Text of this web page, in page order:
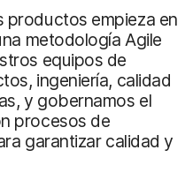
productos empieza en
metodología Agile
equipos de
ingeniería, calidad
y gobernamos el
procesos de
garantizar calidad y